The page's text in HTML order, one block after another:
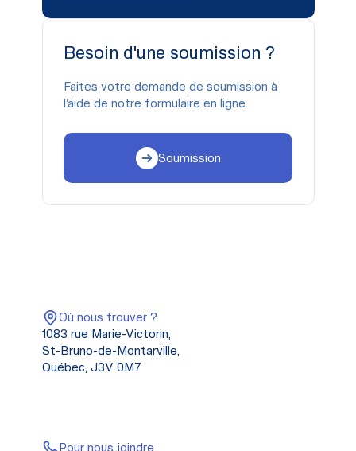
Besoin d'une soumission ?
Faites votre demande de soumission à
l’aide de notre formulaire en ligne.
Soumission
Où nous trouver ?
1083 rue Marie-Victorin,
St-Bruno-de-Montarville,
Québec, J3V 0M7